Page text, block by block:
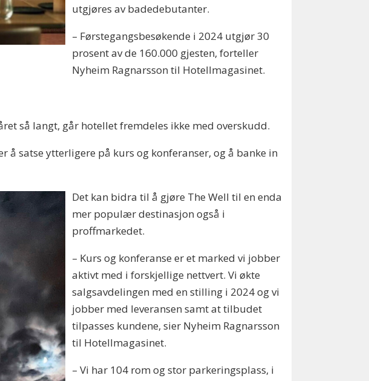
utgjøres av badedebutanter.
– Førstegangsbesøkende i 2024 utgjør 30
prosent av de 160.000 gjesten, forteller
Nyheim Ragnarsson til Hotellmagasinet.
så langt, går hotellet fremdeles ikke med overskudd.
satse ytterligere på kurs og konferanser, og å banke in
Det kan bidra til å gjøre The Well til en enda
mer populær destinasjon også i
proffmarkedet.
– Kurs og konferanse er et marked vi jobber
aktivt med i forskjellige nettvert. Vi økte
salgsavdelingen med en stilling i 2024 og vi
jobber med leveransen samt at tilbudet
tilpasses kundene, sier Nyheim Ragnarsson
til Hotellmagasinet.
– Vi har 104 rom og stor parkeringsplass, i